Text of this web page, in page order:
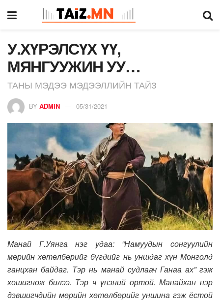
У.ХҮРЭЛСҮХ ҮҮ,
МЯНГУУЖИН УУ…
ТАНЫ МЭДЭЭ МЭДЭЭЛЛИЙН ТАЙЗ
BY ADMIN 05/31/2021
Манай Г.Уянга нэг удаа: “Намуудын сонгуулийн
мөрийн хөтөлбөрийг бүгдийг нь уншдаг хүн Монголд
ганцхан байдаг. Тэр нь манай судлаач Ганаа ах” гэж
хошигнож билээ. Тэр ч үнэний ортой. Манайхан нэр
дэвшигчдийн мөрийн хөтөлбөрийг уншина гэж ёстой